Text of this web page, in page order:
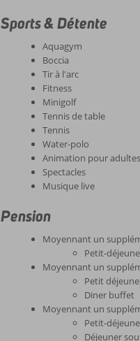
Sports & Détente
Aquagym
Boccia
Tir à l'arc
Fitness
Minigolf
Tennis de table
Tennis
Water-polo
Animation pour adultes
Spectacles
Musique live
Pension
Moyennant un
Petit-
Moyennant un
Petit
Diner buffet
Moyennant un
Petit-
Déjeuner